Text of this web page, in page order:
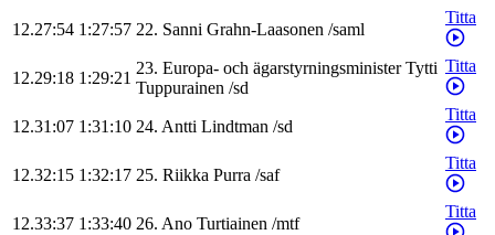
12.27:54 1:27:57 22. Sanni Grahn-Laasonen /saml
Titta
12.29:18 1:29:21
23. Europa- och ägarstyrningsminister Tytti
Tuppurainen /sd
Titta
12.31:07 1:31:10 24. Antti Lindtman /sd
Titta
12.32:15 1:32:17 25. Riikka Purra /saf
Titta
12.33:37 1:33:40 26. Ano Turtiainen /mtf
Titta